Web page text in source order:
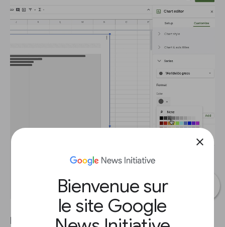
close
Bienvenue sur
le site Google
Faisons des reflets dans le graphique afin